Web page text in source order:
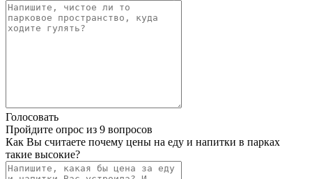
Голосовать
Пройдите опрос из 9 вопросов
Как Вы считаете почему цены на еду и напитки в парках
такие высокие?